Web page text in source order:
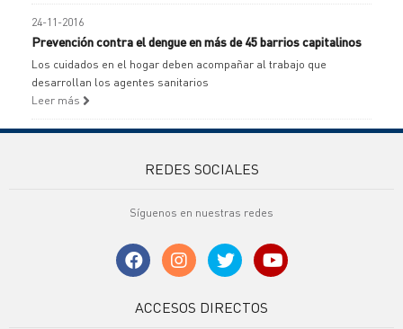
24-11-2016
Prevención contra el dengue en más de 45 barrios capitalinos
Los cuidados en el hogar deben acompañar al trabajo que
desarrollan los agentes sanitarios
Leer más
REDES SOCIALES
Síguenos en nuestras redes
ACCESOS DIRECTOS